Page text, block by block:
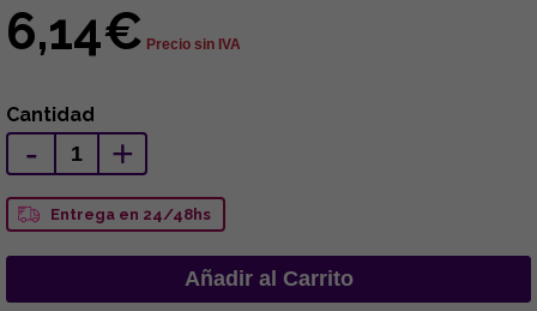
6,14€ Precio sin IVA
Cantidad
- +
Entrega en 24/48hs